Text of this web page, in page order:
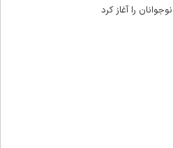
را آغاز کرد